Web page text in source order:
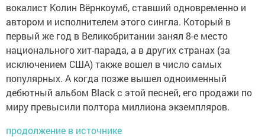
вокалист Колин Вёрнкоумб, ставший одновременно и
автором и исполнителем этого сингла. Который в
первый же год в Великобритании занял 8-е место
национального хит-парада, а в других странах (за
исключением США) также вошел в число самых
популярных. А когда позже вышел одноименный
дебютный альбом Black с этой песней, его продажи по
миру превысили полтора миллиона экземпляров.
продолжение в источнике